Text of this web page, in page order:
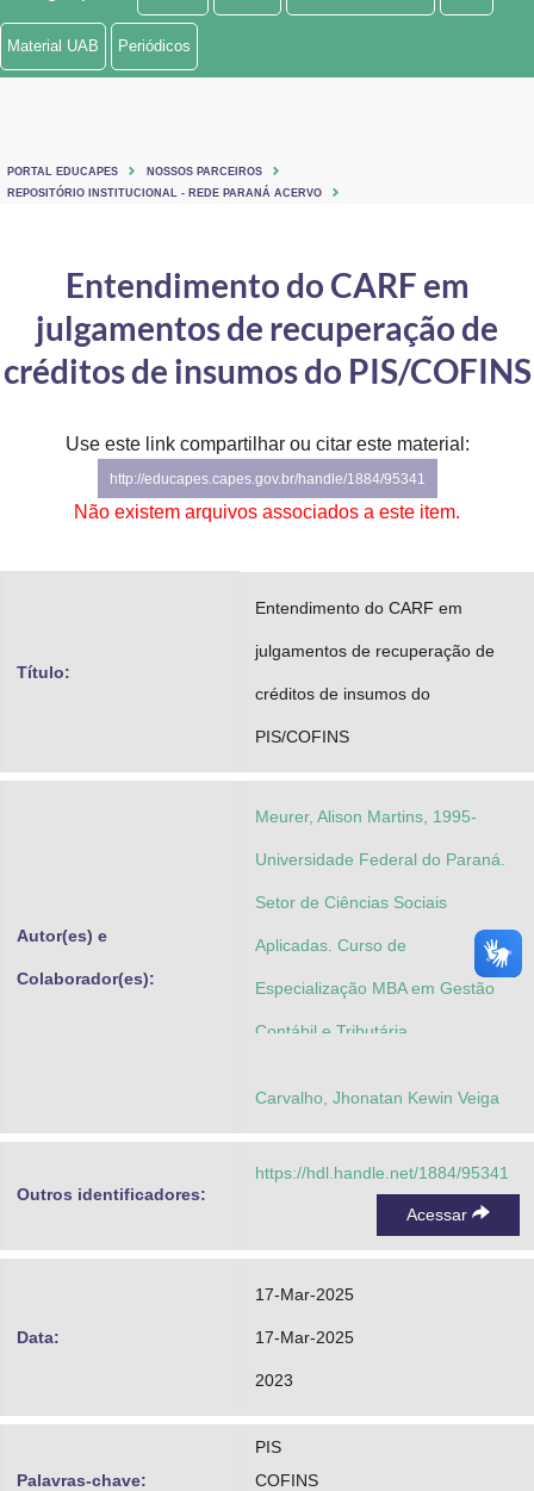
Ministério de Minas e Energia
Ministério do Turismo
Controladoria-Geral da União
Ministério da Mulher, da Família e dos Direitos Humanos
Secretaria de Governo
Gabinete de Segurança Institucional
Material UAB Periódicos
PORTAL EDUCAPES
NOSSOS PARCEIROS
REPOSITÓRIO INSTITUCIONAL - REDE PARANÁ ACERVO
Entendimento do CARF em
julgamentos de recuperação de
créditos de insumos do PIS/COFINS
Use este link compartilhar ou citar este material:
http://educapes.capes.gov.br/handle/1884/95341
Não existem arquivos associados a este item.
Título:
Entendimento do CARF em
julgamentos de recuperação de
créditos de insumos do
PIS/COFINS
Autor(es) e
Colaborador(es):
Meurer, Alison Martins, 1995-
Universidade Federal do Paraná.
Setor de Ciências Sociais
Aplicadas. Curso de
Especialização MBA em Gestão
Contábil e Tributária
Carvalho, Jhonatan Kewin Veiga
Outros identificadores:
https://hdl.handle.net/1884/95341
Acessar
Data:
17-Mar-2025
17-Mar-2025
2023
Palavras-chave:
PIS
COFINS